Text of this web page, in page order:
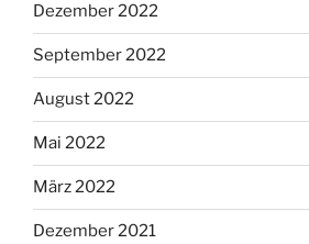
Dezember 2022
September 2022
August 2022
Mai 2022
März 2022
Dezember 2021